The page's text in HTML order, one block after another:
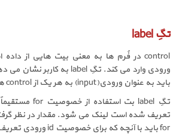
تگِlabel
control در فُرم ها به معنی بیت هایی از داده
ورودی وارد می کند. تگِlabel به کاربر نشان می
باید به عنوان ورودی(input) به هر یک ازcontrol
تگِ label بت استفاده از خصوصیت for
تعریف شده است لینک می شود. مقدار در نظر
forباید با آنچه که برای خصوصیت idورودی